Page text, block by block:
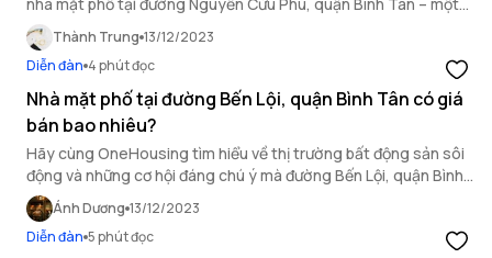
trong những khu vực đang phát triển về bất động sản tại thị
trường nhà thổ cư TP.HCM.
Thành Trung 13/12/2023
Diễn đàn 4 phút đọc
Nhà mặt phố tại đường Bến Lội, quận Bình Tân có giá
bán bao nhiêu?
Hãy cùng OneHousing tìm hiểu về thị trường bất động sản sôi
động và những cơ hội đáng chú ý mà đường Bến Lội, quận Bình
Tân mang lại qua bài viết dưới đây.
Ánh Dương 13/12/2023
Diễn đàn 5 phút đọc